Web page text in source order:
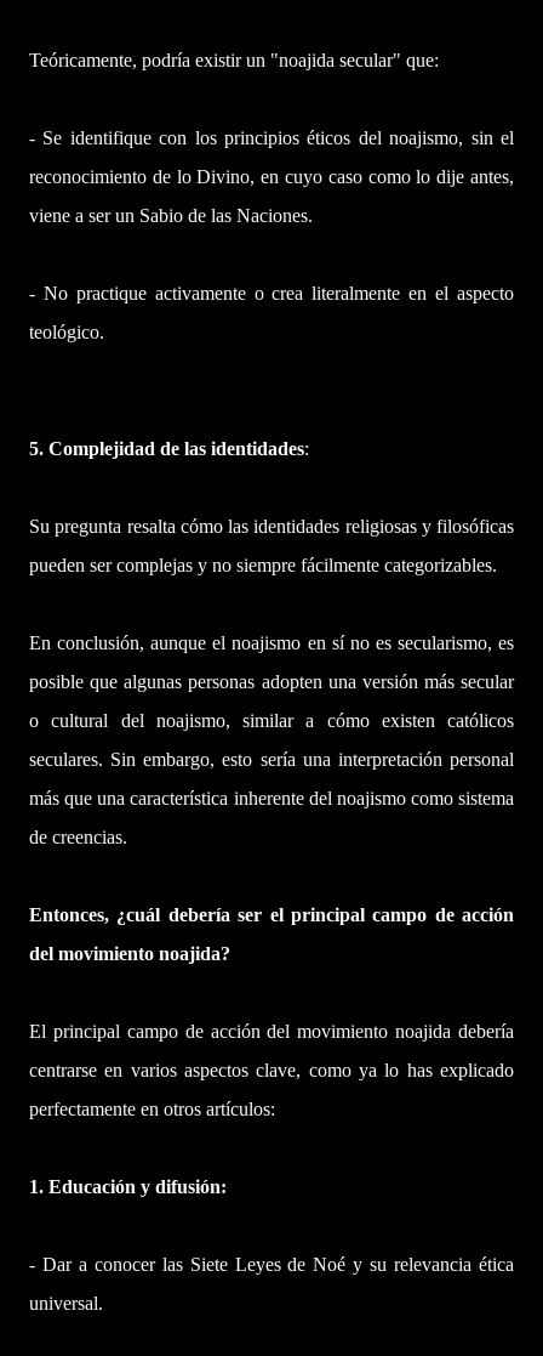
Teóricamente, podría existir un "noajida secular" que:
- Se identifique con los principios éticos del noajismo, sin el
reconocimiento de lo Divino, en cuyo caso como lo dije antes,
viene a ser un Sabio de las Naciones.
- No practique activamente o crea literalmente en el aspecto
teológico.
5. Complejidad de las identidades:
Su pregunta resalta cómo las identidades religiosas y filosóficas
pueden ser complejas y no siempre fácilmente categorizables.
En conclusión, aunque el noajismo en sí no es secularismo, es
posible que algunas personas adopten una versión más secular
o cultural del noajismo, similar a cómo existen católicos
seculares. Sin embargo, esto sería una interpretación personal
más que una característica inherente del noajismo como sistema
de creencias.
Entonces, ¿cuál debería ser el principal campo de acción
del movimiento noajida?
El principal campo de acción del movimiento noajida debería
centrarse en varios aspectos clave, como ya lo has explicado
perfectamente en otros artículos:
1. Educación y difusión:
- Dar a conocer las Siete Leyes de Noé y su relevancia ética
universal.